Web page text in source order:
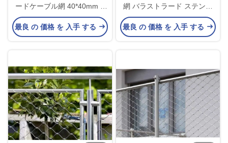
ードケーブル網 40*40mm X
Tend Mesh のサプライヤー
最良 の 価格 を 入手 する
網 バラストラード ステンレ
ス鋼ロープ網
最良 の 価格 を 入手 する